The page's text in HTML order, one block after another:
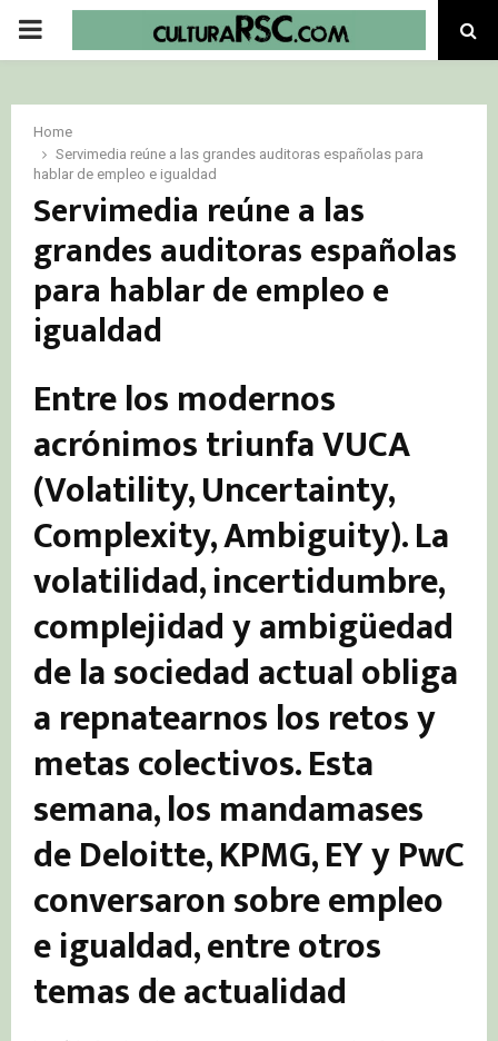
PRIMARY
Home
Servimedia reúne a las grandes auditoras españolas para
hablar de empleo e igualdad
Servimedia reúne a las
grandes auditoras españolas
para hablar de empleo e
igualdad
Entre los modernos
acrónimos triunfa VUCA
(Volatility, Uncertainty,
Complexity, Ambiguity). La
volatilidad, incertidumbre,
complejidad y ambigüedad
de la sociedad actual obliga
a repnatearnos los retos y
metas colectivos. Esta
semana, los mandamases
de Deloitte, KPMG, EY y PwC
conversaron sobre empleo
e igualdad, entre otros
temas de actualidad